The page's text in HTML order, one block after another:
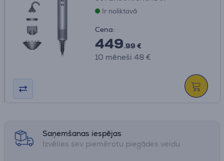
Ir noliktavā
Cena:
449.99 €
10 mēneši 48 €
Saņemšanas iespējas
Izvēlies sev piemērotu piegādes veidu